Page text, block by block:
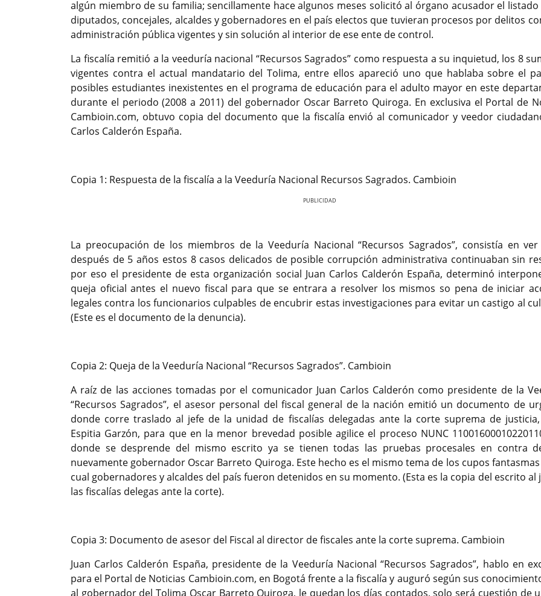
algún miembro de su familia; sencillamente hace algunos meses solicitó al órgano acusador el listado
diputados, concejales, alcaldes y gobernadores en el país electos que tuvieran procesos por delitos
administración pública vigentes y sin solución al interior de ese ente de control.
La fiscalía remitió a la veeduría nacional “Recursos Sagrados” como respuesta a su inquietud, los 8
vigentes contra el actual mandatario del Tolima, entre ellos apareció uno que hablaba sobre el
posibles estudiantes inexistentes en el programa de educación para el adulto mayor en este
durante el periodo (2008 a 2011) del gobernador Oscar Barreto Quiroga. En exclusiva el Portal de
Cambioin.com, obtuvo copia del documento que la fiscalía envió al comunicador y veedor
Carlos Calderón España.
Copia 1: Respuesta de la fiscalía a la Veeduría Nacional Recursos Sagrados. Cambioin
La preocupación de los miembros de la Veeduría Nacional “Recursos Sagrados”, consistía en
después de 5 años estos 8 casos delicados de posible corrupción administrativa continuaban sin
por eso el presidente de esta organización social Juan Carlos Calderón España, determinó
queja oficial antes el nuevo fiscal para que se entrara a resolver los mismos so pena de iniciar
legales contra los funcionarios culpables de encubrir estas investigaciones para evitar un castigo al
(Este es el documento de la denuncia).
Copia 2: Queja de la Veeduría Nacional “Recursos Sagrados”. Cambioin
A raíz de las acciones tomadas por el comunicador Juan Carlos Calderón como presidente de la
“Recursos Sagrados”, el asesor personal del fiscal general de la nación emitió un documento de
donde corre traslado al jefe de la unidad de fiscalías delegadas ante la corte suprema de justicia,
Espitia Garzón, para que en la menor brevedad posible agilice el proceso NUNC
donde se desprende del mismo escrito ya se tienen todas las pruebas procesales en contra
nuevamente gobernador Oscar Barreto Quiroga. Este hecho es el mismo tema de los cupos
cual gobernadores y alcaldes del país fueron detenidos en su momento. (Esta es la copia del escrito al
las fiscalías delegas ante la corte).
Copia 3: Documento de asesor del Fiscal al director de fiscales ante la corte suprema. Cambioin
Juan Carlos Calderón España, presidente de la Veeduría Nacional “Recursos Sagrados”, hablo en
para el Portal de Noticias Cambioin.com, en Bogotá frente a la fiscalía y auguró según sus
al gobernador del Tolima Oscar Barreto Quiroga, le quedan los días contados, solo será cuestión de